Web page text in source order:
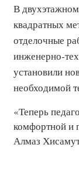
В
квадратных
отделочные
инженерно-
установили
необходимой
«Теперь
комфортной и
Алмаз